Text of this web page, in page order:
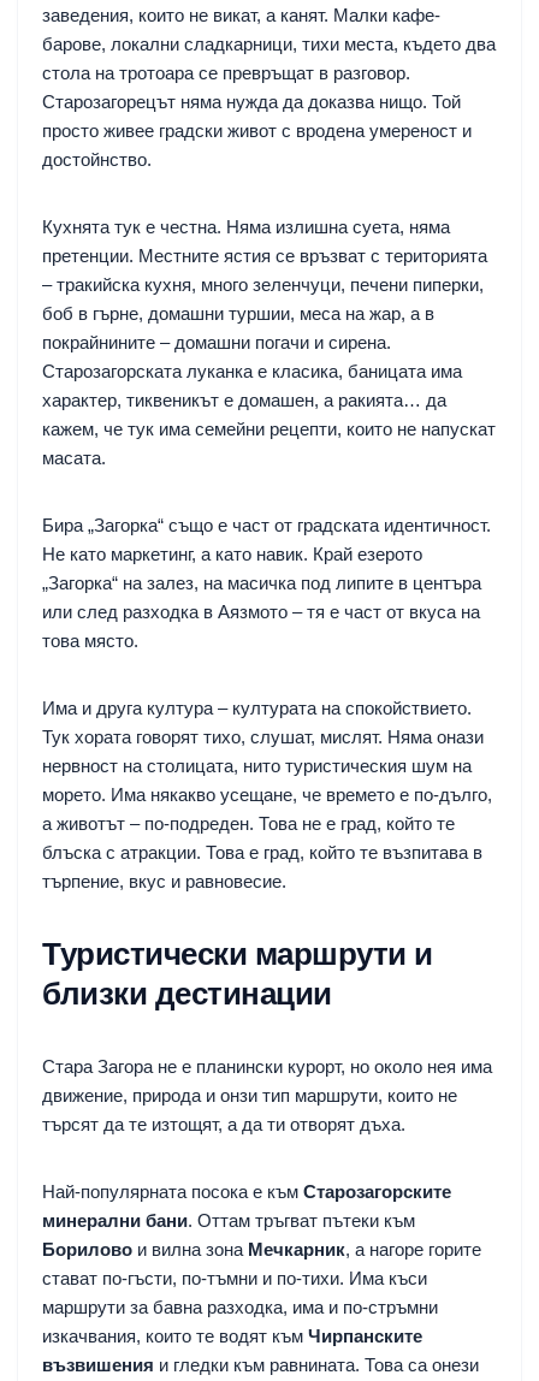
заведения, които не викат, а канят. Малки кафе-
барове, локални сладкарници, тихи места, където два
стола на тротоара се превръщат в разговор.
Старозагорецът няма нужда да доказва нищо. Той
просто живее градски живот с вродена умереност и
достойнство.
Кухнята тук е честна. Няма излишна суета, няма
претенции. Местните ястия се връзват с територията
– тракийска кухня, много зеленчуци, печени пиперки,
боб в гърне, домашни туршии, меса на жар, а в
покрайнините – домашни погачи и сирена.
Старозагорската луканка е класика, баницата има
характер, тиквеникът е домашен, а ракията… да
кажем, че тук има семейни рецепти, които не напускат
масата.
Бира „Загорка“ също е част от градската идентичност.
Не като маркетинг, а като навик. Край езерото
„Загорка“ на залез, на масичка под липите в центъра
или след разходка в Аязмото – тя е част от вкуса на
това място.
Има и друга култура – културата на спокойствието.
Тук хората говорят тихо, слушат, мислят. Няма онази
нервност на столицата, нито туристическия шум на
морето. Има някакво усещане, че времето е по-дълго,
а животът – по-подреден. Това не е град, който те
блъска с атракции. Това е град, който те възпитава в
търпение, вкус и равновесие.
Туристически маршрути и
близки дестинации
Стара Загора не е планински курорт, но около нея има
движение, природа и онзи тип маршрути, които не
търсят да те изтощят, а да ти отворят дъха.
Най-популярната посока е към Старозагорските
минерални бани. Оттам тръгват пътеки към
Борилово и вилна зона Мечкарник, а нагоре горите
стават по-гъсти, по-тъмни и по-тихи. Има къси
маршрути за бавна разходка, има и по-стръмни
изкачвания, които те водят към Чирпанските
възвишения и гледки към равнината. Това са онези